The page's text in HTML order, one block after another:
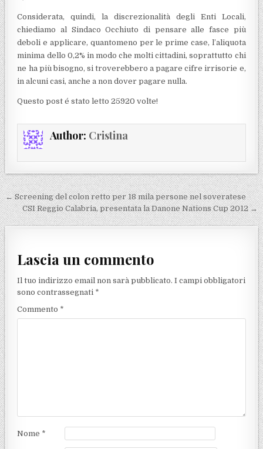
Considerata, quindi, la discrezionalità degli Enti Locali,
chiediamo al Sindaco Occhiuto di pensare alle fasce più
deboli e applicare, quantomeno per le prime case, l’aliquota
minima dello 0,2% in modo che molti cittadini, soprattutto chi
ne ha più bisogno, si troverebbero a pagare cifre irrisorie e,
in alcuni casi, anche a non dover pagare nulla.
Questo post é stato letto 25920 volte!
Author: Cristina
Navigazione articoli
← Screening del colon retto per 18 mila persone nel soveratese
CSI Reggio Calabria, presentata la Danone Nations Cup 2012 →
Lascia un commento
Il tuo indirizzo email non sarà pubblicato. I campi obbligatori
sono contrassegnati *
Commento *
Nome *